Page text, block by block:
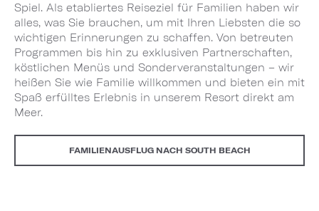
Spiel. Als etabliertes Reiseziel für Familien haben wir
alles, was Sie brauchen, um mit Ihren Liebsten die so
wichtigen Erinnerungen zu schaffen. Von betreuten
Programmen bis hin zu exklusiven Partnerschaften,
köstlichen Menüs und Sonderveranstaltungen – wir
heißen Sie wie Familie willkommen und bieten ein mit
Spaß erfülltes Erlebnis in unserem Resort direkt am
Meer.
FAMILIENAUSFLUG NACH SOUTH BEACH